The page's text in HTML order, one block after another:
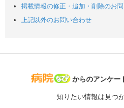
掲載情報の修正・追加・削除のお
上記以外のお問い合わせ
病院なび
からのアンケー
知りたい情報は見つ